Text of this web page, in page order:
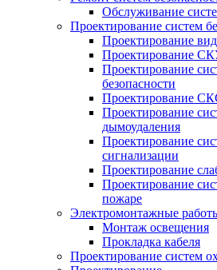
Обслуживание
Проектирование систем
Проектирование
Проектирование
Проектирование
безопасности
Проектирование
Проектирование
дымоудаления
Проектирование
сигнализации
Проектирование
Проектирование
пожаре
Электромонтажные
Монтаж освещения
Прокладка кабеля
Проектирование систем